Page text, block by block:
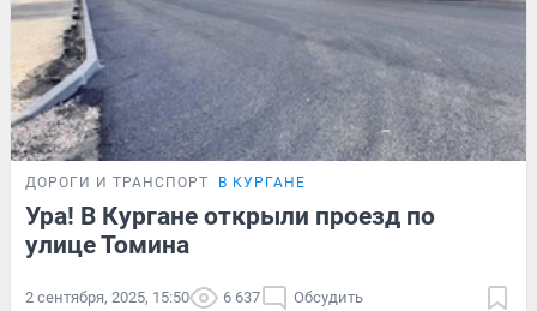
ДОРОГИ И ТРАНСПОРТ В КУРГАНЕ
Ура! В Кургане открыли проезд по
улице Томина
2 сентября, 2025, 15:50 6 637 Обсудить